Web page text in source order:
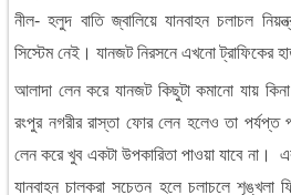
নীল-হলুদ বাতি জ্বালিয়ে যানবাহন চলাচল
সিস্টেম নেই। যানজট নিরসনে এখনো ট্রাফিকের
আলাদা লেন করে যানজট কিছুটা কমানো যায় কিনা
রংপুর নগরীর রাস্তা ফোর লেন হলেও তা পর্যপ্ত
লেন করে খুব একটা উপকারিতা পাওয়া যাবে না।
যানবাহন চালকরা সচেতন হলে চলাচলে শৃঙ্খলা